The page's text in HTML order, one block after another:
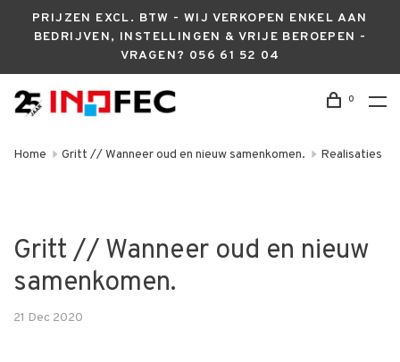
PRIJZEN EXCL. BTW - WIJ VERKOPEN ENKEL AAN
BEDRIJVEN, INSTELLINGEN & VRIJE BEROEPEN -
VRAGEN? 056 61 52 04
0
Home Gritt // Wanneer oud en nieuw samenkomen. Realisaties
Gritt // Wanneer oud en nieuw
samenkomen.
21 Dec 2020